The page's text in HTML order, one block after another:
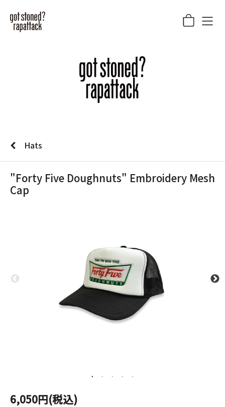
Hats
"Forty Five Doughnuts" Embroidery Mesh
Cap
6,050円(税込)